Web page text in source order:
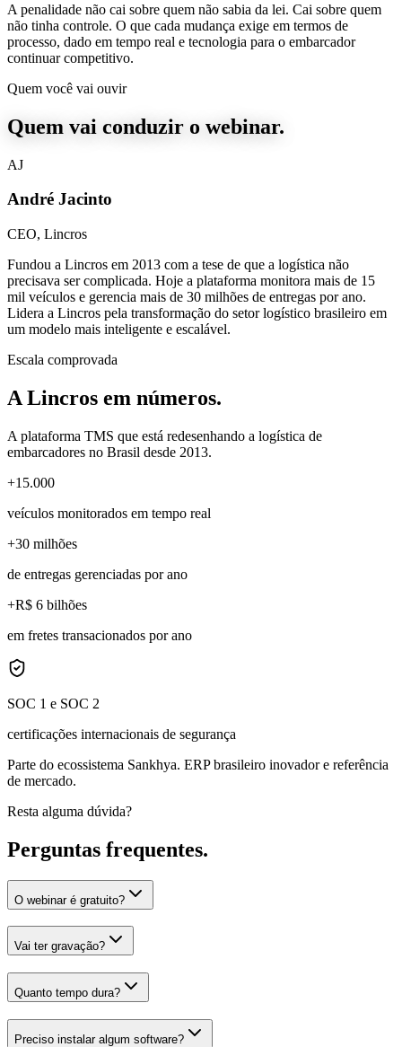
A penalidade não cai sobre quem não sabia da lei. Cai sobre quem
não tinha controle. O que cada mudança exige em termos de
processo, dado em tempo real e tecnologia para o embarcador
continuar competitivo.
Quem você vai ouvir
Quem vai conduzir o webinar.
AJ
André Jacinto
CEO, Lincros
Fundou a Lincros em 2013 com a tese de que a logística não
precisava ser complicada. Hoje a plataforma monitora mais de 15
mil veículos e gerencia mais de 30 milhões de entregas por ano.
Lidera a Lincros pela transformação do setor logístico brasileiro em
um modelo mais inteligente e escalável.
Escala comprovada
A Lincros em números.
A plataforma TMS que está redesenhando a logística de
embarcadores no Brasil desde 2013.
+15.000
veículos monitorados em tempo real
+30 milhões
de entregas gerenciadas por ano
+R$ 6 bilhões
em fretes transacionados por ano
SOC 1 e SOC 2
certificações internacionais de segurança
Parte do ecossistema Sankhya. ERP brasileiro inovador e referência
de mercado.
Resta alguma dúvida?
Perguntas frequentes.
O webinar é gratuito?
Vai ter gravação?
Quanto tempo dura?
Preciso instalar algum software?